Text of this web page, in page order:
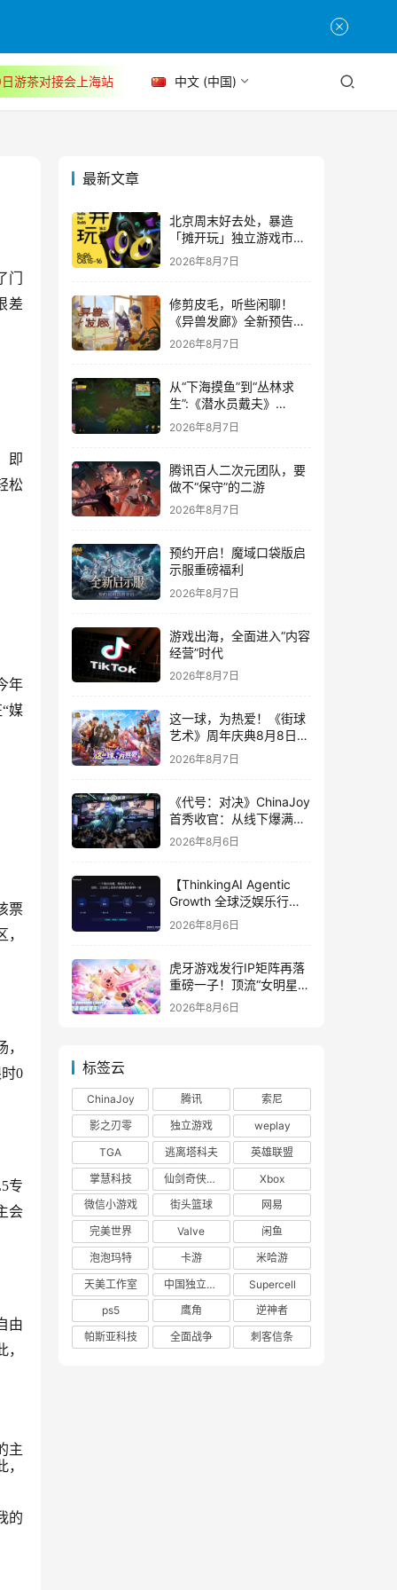
游茶对接会上海站 中文 (中国)
差
即
松
年
媒
票
0
专
会
由
主
的
最新文章
北京周末好去处，暴造
「摊开玩」独立游戏市集
正式开票！
2026年8月7日
修剪皮毛，听些闲聊！
《异兽发廊》全新预告与
Steam免费试玩公开
2026年8月7日
从“下海摸鱼”到“丛林求
生”:《潜水员戴夫》
DLC《丛林》移动端定档
8月14日
2026年8月7日
腾讯百人二次元团队，要
做不“保守”的二游
2026年8月7日
预约开启！魔域口袋版启
示服重磅福利
2026年8月7日
游戏出海，全面进入“内容
经营”时代
2026年8月7日
这一球，为热爱！《街球
艺术》周年庆典8月8日正
式上线，多重福利与全新
内容同步开启
2026年8月7日
《代号：对决》ChinaJoy
首秀收官：从线下爆满看
见玩家的真实期待
2026年8月6日
【ThinkingAI Agentic
Growth 全球泛娱乐行业
峰会】Agent 时代，人到
底负责什么
2026年8月6日
虎牙游戏发行IP矩阵再落
重磅一子！顶流“女明星”
ZANMANG LOOPY 正版
2026年8月6日
标签云
ChinaJoy 腾讯
索尼
影之刃零
独立游戏
weplay
TGA
逃离塔科夫
英雄联盟
掌慧科技
仙剑奇侠传四
Xbox
微信小游戏
街头篮球
网易
完美世界
Valve
闲鱼
泡泡玛特
卡游
米哈游
天美工作室
中国独立游戏联盟
Supercell
ps5
鹰角
逆神者
帕斯亚科技
全面战争 刺客信条